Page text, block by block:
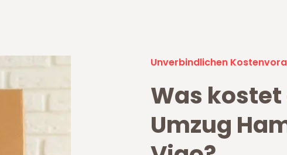
Unverbindlichen
Was kostet
Umzug